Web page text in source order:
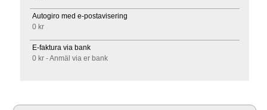
Autogiro med e-postavisering
0 kr
E-faktura via bank
0 kr - Anmäl via er bank